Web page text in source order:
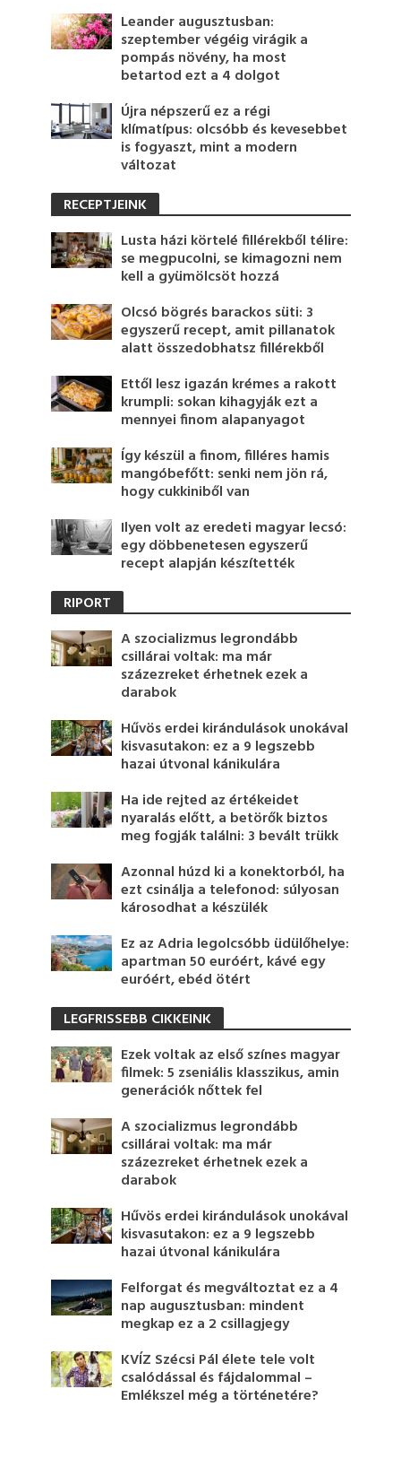
Leander augusztusban:
szeptember végéig virágik a
pompás növény, ha most
betartod ezt a 4 dolgot
Újra népszerű ez a régi
klímatípus: olcsóbb és kevesebbet
is fogyaszt, mint a modern
változat
RECEPTJEINK
Lusta házi körtelé fillérekből télire:
se megpucolni, se kimagozni nem
kell a gyümölcsöt hozzá
Olcsó bögrés barackos süti: 3
egyszerű recept, amit pillanatok
alatt összedobhatsz fillérekből
Ettől lesz igazán krémes a rakott
krumpli: sokan kihagyják ezt a
mennyei finom alapanyagot
Így készül a finom, filléres hamis
mangóbefőtt: senki nem jön rá,
hogy cukkiniből van
Ilyen volt az eredeti magyar lecsó:
egy döbbenetesen egyszerű
recept alapján készítették
RIPORT
A szocializmus legrondább
csillárai voltak: ma már
százezreket érhetnek ezek a
darabok
Hűvös erdei kirándulások unokával
kisvasutakon: ez a 9 legszebb
hazai útvonal kánikulára
Ha ide rejted az értékeidet
nyaralás előtt, a betörők biztos
meg fogják találni: 3 bevált trükk
Azonnal húzd ki a konektorból, ha
ezt csinálja a telefonod: súlyosan
károsodhat a készülék
Ez az Adria legolcsóbb üdülőhelye:
apartman 50 euróért, kávé egy
euróért, ebéd ötért
LEGFRISSEBB CIKKEINK
Ezek voltak az első színes magyar
filmek: 5 zseniális klasszikus, amin
generációk nőttek fel
A szocializmus legrondább
csillárai voltak: ma már
százezreket érhetnek ezek a
darabok
Hűvös erdei kirándulások unokával
kisvasutakon: ez a 9 legszebb
hazai útvonal kánikulára
Felforgat és megváltoztat ez a 4
nap augusztusban: mindent
megkap ez a 2 csillagjegy
KVÍZ Szécsi Pál élete tele volt
csalódással és fájdalommal –
Emlékszel még a történetére?